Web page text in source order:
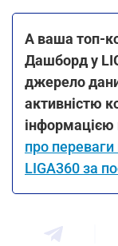
А ваша топ-
Дашборд у
джерело
активністю
інформацією
про
LIGA360 за